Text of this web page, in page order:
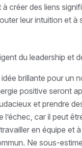
créer des liens
leur intuition et
du leadership et
brillante pour
positive seront
et prendre
car il peut
en équipe
Ne sous-